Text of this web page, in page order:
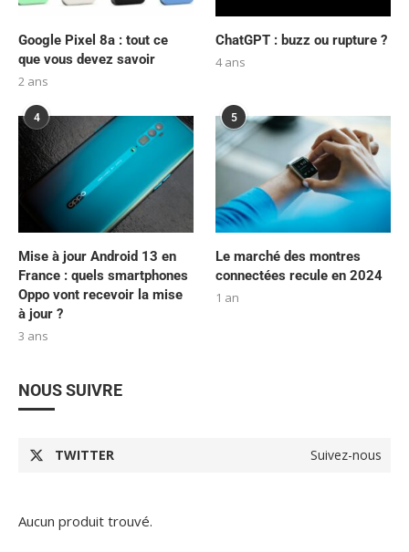
Google Pixel 8a : tout ce
que vous devez savoir
2 ans
ChatGPT : buzz ou rupture ?
4 ans
4
Mise à jour Android 13 en
France : quels smartphones
Oppo vont recevoir la mise
à jour ?
3 ans
5
Le marché des montres
connectées recule en 2024
1 an
NOUS SUIVRE
TWITTER Suivez-nous
Aucun produit trouvé.